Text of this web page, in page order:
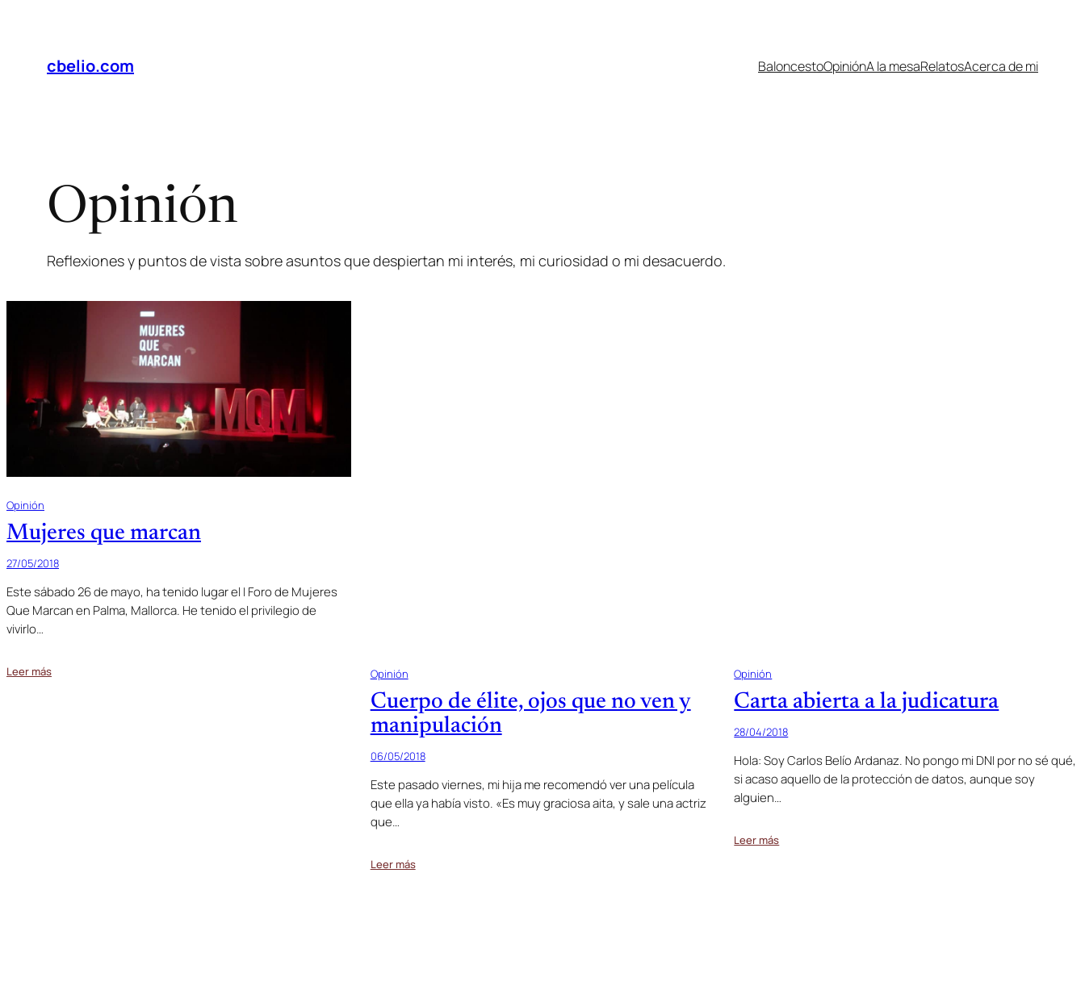
contenidocbelio.com BaloncestoOpiniónA la mesaRelatosAcerca de mi
Opinión
Reflexiones y puntos de vista sobre asuntos que despiertan mi interés, mi curiosidad o mi desacuerdo.
Opinión
Mujeres que marcan
27/05/2018
Este sábado 26 de mayo, ha tenido lugar el I Foro de Mujeres
Que Marcan en Palma, Mallorca. He tenido el privilegio de
vivirlo…
Leer más Opinión
Cuerpo de élite, ojos que no ven y
manipulación
06/05/2018
Este pasado viernes, mi hija me recomendó ver una película
que ella ya había visto. «Es muy graciosa aita, y sale una actriz
que…
Leer más
Opinión
Carta abierta a la judicatura
28/04/2018
Hola: Soy Carlos Belío Ardanaz. No pongo mi DNI por no sé qué,
si acaso aquello de la protección de datos, aunque soy
alguien…
Leer más